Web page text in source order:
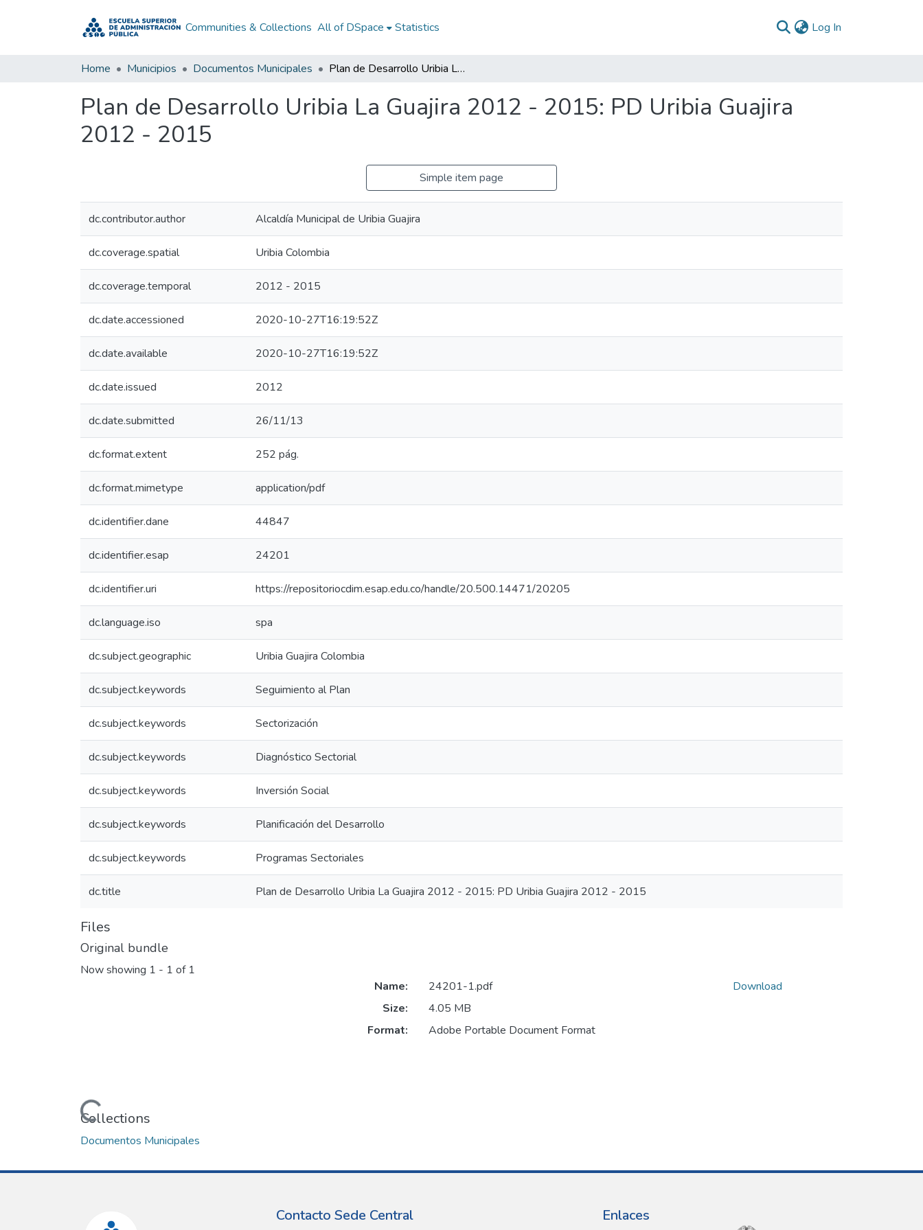
Communities & Collections All of DSpace Statistics Log In
Home Municipios Documentos Municipales Plan de Desarrollo Uribia La Guajira 2012 - 2015: PD Uribia Guajira 2012 - 2015
Plan de Desarrollo Uribia La Guajira 2012 - 2015: PD Uribia Guajira
2012 - 2015
Simple item page
dc.contributor.author Alcaldía Municipal de Uribia Guajira
dc.coverage.spatial Uribia Colombia
dc.coverage.temporal 2012 - 2015
dc.date.accessioned 2020-10-27T16:19:52Z
dc.date.available 2020-10-27T16:19:52Z
dc.date.issued 2012
dc.date.submitted 26/11/13
dc.format.extent 252 pág.
dc.format.mimetype application/pdf
dc.identifier.dane 44847
dc.identifier.esap 24201
dc.identifier.uri https://repositoriocdim.esap.edu.co/handle/20.500.14471/20205
dc.language.iso spa
dc.subject.geographic Uribia Guajira Colombia
dc.subject.keywords Seguimiento al Plan
dc.subject.keywords Sectorización
dc.subject.keywords Diagnóstico Sectorial
dc.subject.keywords Inversión Social
dc.subject.keywords Planificación del Desarrollo
dc.subject.keywords Programas Sectoriales
dc.title Plan de Desarrollo Uribia La Guajira 2012 - 2015: PD Uribia Guajira 2012 - 2015
Files
Original bundle
Now showing 1 - 1 of 1
Loading...
Name:
24201-1.pdf
Size:
4.05 MB
Format:
Adobe Portable Document Format
Download
Collections
Documentos Municipales
Contacto Sede Central Enlaces